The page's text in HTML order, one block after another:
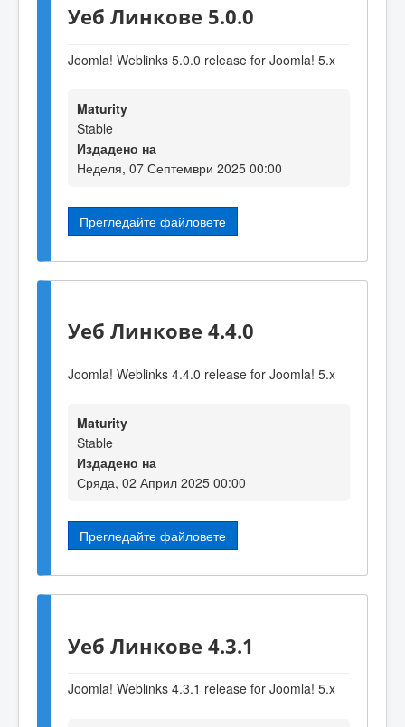
Уеб Линкове 5.0.0
Joomla! Weblinks 5.0.0 release for Joomla! 5.x
Maturity
Stable
Издадено на
Неделя, 07 Септември 2025 00:00
Прегледайте файловете
Уеб Линкове 4.4.0
Joomla! Weblinks 4.4.0 release for Joomla! 5.x
Maturity
Stable
Издадено на
Сряда, 02 Април 2025 00:00
Прегледайте файловете
Уеб Линкове 4.3.1
Joomla! Weblinks 4.3.1 release for Joomla! 5.x